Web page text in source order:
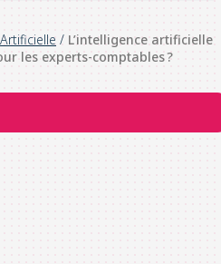
/ L’intelligence artificielle :
les experts-comptables ?